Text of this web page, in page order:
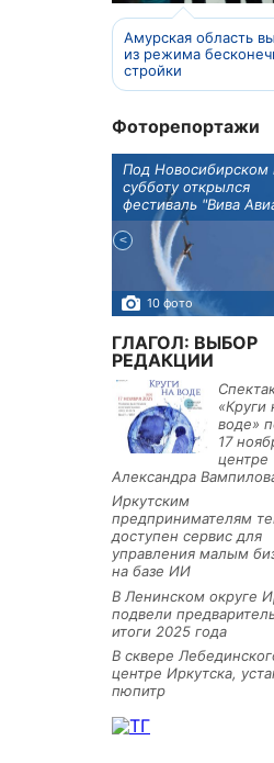
Амурская область
из режима
стройки
Фоторепортажи
Под Новосибирском
субботу открылся
фестиваль "Вива
10 фото
ГЛАГОЛ: ВЫБОР
РЕДАКЦИИ
«Круги
воде»
17
центре
Александра
Иркутским
предпринимателям
доступен сервис для
управления малым
на базе ИИ
В Ленинском округе
подвели
итоги 2025 года
В сквере
центре Иркутска,
пюпитр